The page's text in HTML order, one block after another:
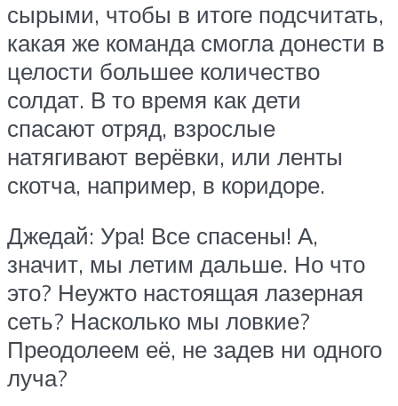
сырыми, чтобы в итоге подсчитать,
какая же команда смогла донести в
целости большее количество
солдат. В то время как дети
спасают отряд, взрослые
натягивают верёвки, или ленты
скотча, например, в коридоре.
Джедай: Ура! Все спасены! А,
значит, мы летим дальше. Но что
это? Неужто настоящая лазерная
сеть? Насколько мы ловкие?
Преодолеем её, не задев ни одного
луча?